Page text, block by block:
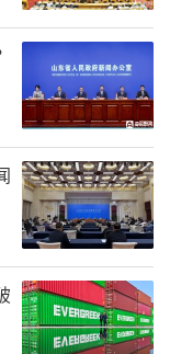
理大棚上的积
竹架结构进行
固处理。”在
棚内，聊城杜
专家刘刚仔细
需要注意的事